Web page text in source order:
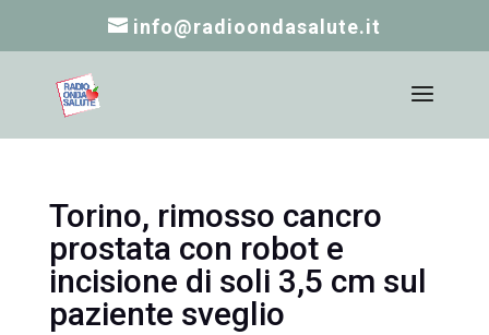
info@radioondasalute.it
Torino, rimosso cancro
prostata con robot e
incisione di soli 3,5 cm sul
paziente sveglio